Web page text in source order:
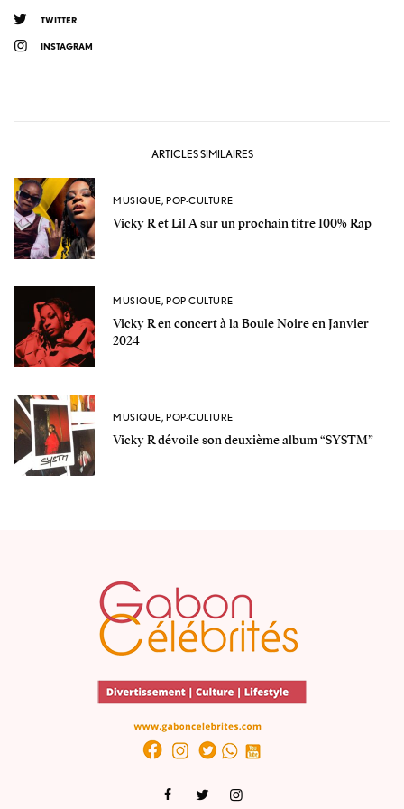
TWITTER
INSTAGRAM
ARTICLES SIMILAIRES
MUSIQUE, POP-CULTURE
Vicky R et Lil A sur un prochain titre 100% Rap
MUSIQUE, POP-CULTURE
Vicky R en concert à la Boule Noire en Janvier
2024
MUSIQUE, POP-CULTURE
Vicky R dévoile son deuxième album “SYSTM”